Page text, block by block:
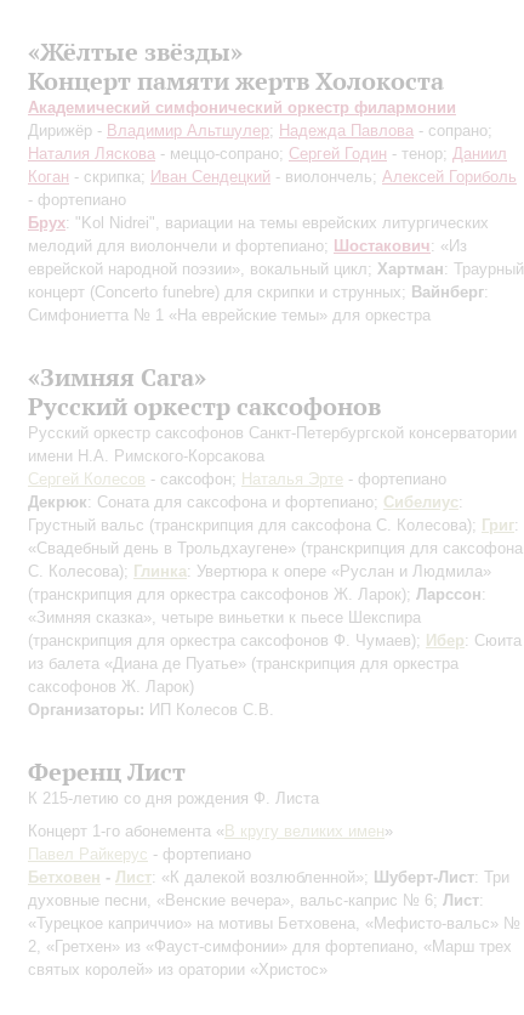
«Жёлтые звёзды»
Концерт памяти жертв Холокоста
Академический симфонический оркестр филармонии
Дирижёр - Владимир Альтшулер; Надежда Павлова - сопрано;
Наталия Ляскова - меццо-сопрано; Сергей Годин - тенор; Даниил
Коган - скрипка; Иван Сендецкий - виолончель; Алексей Гориболь
- фортепиано
Брух: "Kol Nidrei", вариации на темы еврейских литургических
мелодий для виолончели и фортепиано; Шостакович: «Из
еврейской народной поэзии», вокальный цикл; Хартман: Траурный
концерт (Concerto funеbre) для скрипки и струнных; Вайнберг:
Симфониетта № 1 «На еврейские темы» для оркестра
«Зимняя Сага»
Русский оркестр саксофонов
Русский оркестр саксофонов Санкт-Петербургской консерватории
имени Н.А. Римского-Корсакова
Сергей Колесов - саксофон; Наталья Эрте - фортепиано
Декрюк: Соната для саксофона и фортепиано; Сибелиус:
Грустный вальс (транскрипция для саксофона С. Колесова); Григ:
«Свадебный день в Трольдхаугене» (транскрипция для саксофона
С. Колесова); Глинка: Увертюра к опере «Руслан и Людмила»
(транскрипция для оркестра саксофонов Ж. Ларок); Ларссон:
«Зимняя сказка», четыре виньетки к пьесе Шекспира
(транскрипция для оркестра саксофонов Ф. Чумаев); Ибер: Сюита
из балета «Диана де Пуатье» (транскрипция для оркестра
саксофонов Ж. Ларок)
Организаторы: ИП Колесов С.В.
Ференц Лист
К 215-летию со дня рождения Ф. Листа
Концерт 1-го абонемента « В кругу великих имен»
Павел Райкерус - фортепиано
Бетховен - Лист: «К далекой возлюбленной»; Шуберт-Лист: Три
духовные песни, «Венские вечера», вальс-каприс № 6; Лист:
«Турецкое каприччио» на мотивы Бетховена, «Мефисто-вальс» №
2, «Гретхен» из «Фауст-симфонии» для фортепиано, «Марш трех
святых королей» из оратории «Христос»